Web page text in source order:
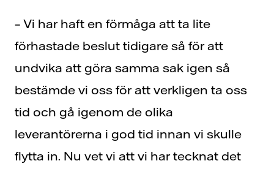
– Vi har haft en förmåga att ta lite
förhastade beslut tidigare så för att
undvika att göra samma sak igen så
bestämde vi oss för att verkligen ta oss
tid och gå igenom de olika
leverantörerna i god tid innan vi skulle
flytta in. Nu vet vi att vi har tecknat det